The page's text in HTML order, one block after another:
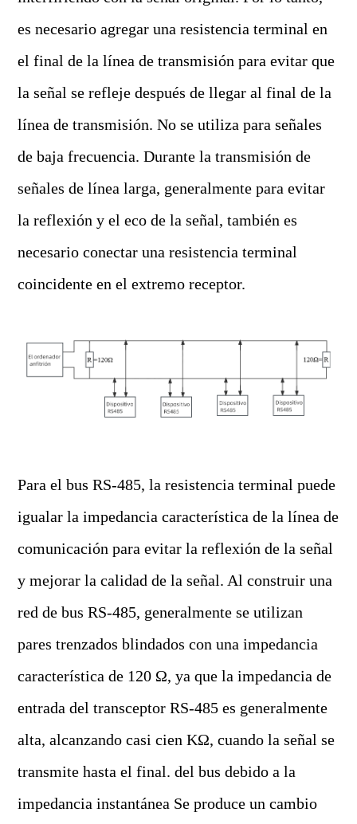
es necesario agregar una resistencia terminal en
el final de la línea de transmisión para evitar que
la señal se refleje después de llegar al final de la
línea de transmisión. No se utiliza para señales
de baja frecuencia. Durante la transmisión de
señales de línea larga, generalmente para evitar
la reflexión y el eco de la señal, también es
necesario conectar una resistencia terminal
coincidente en el extremo receptor.
Para el bus RS-485, la resistencia terminal puede
igualar la impedancia característica de la línea de
comunicación para evitar la reflexión de la señal
y mejorar la calidad de la señal. Al construir una
red de bus RS-485, generalmente se utilizan
pares trenzados blindados con una impedancia
característica de 120 Ω, ya que la impedancia de
entrada del transceptor RS-485 es generalmente
alta, alcanzando casi cien KΩ, cuando la señal se
transmite hasta el final. del bus debido a la
impedancia instantánea Se produce un cambio